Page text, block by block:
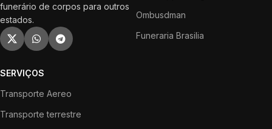
funerário de corpos para outros
estados.
Ombusdman
Funeraria Brasilia
SERVIÇOS
Transporte Aereo
Transporte terrestre